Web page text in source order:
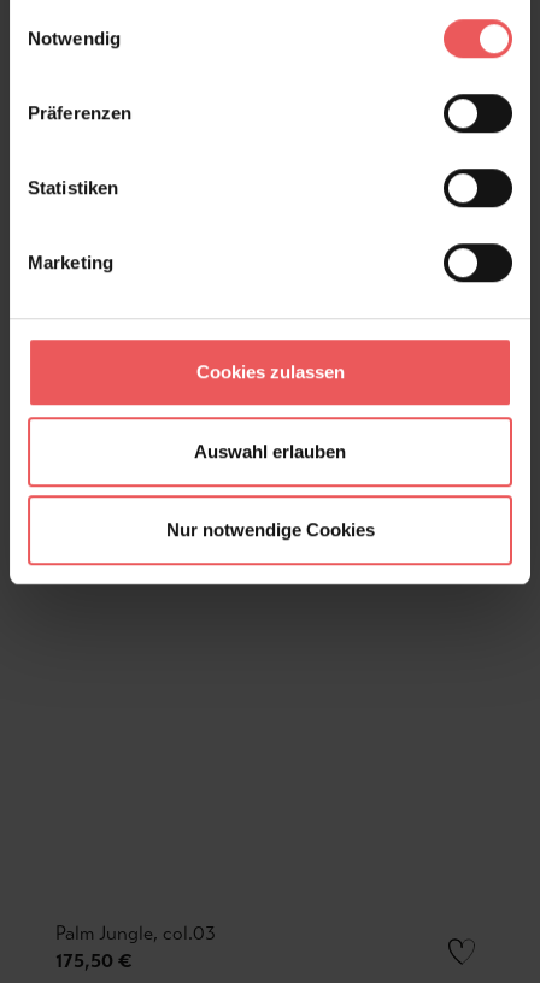
Notwendig
Präferenzen
Statistiken
Marketing
Cookies zulassen
Auswahl erlauben
Nur notwendige Cookies
Palm Jungle, col.01
175,50 €
Palm Jungle, col.03
175,50 €